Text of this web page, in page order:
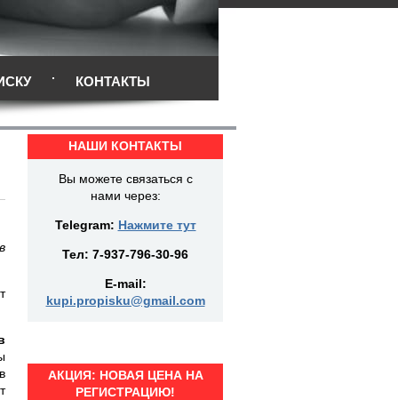
КОНТАКТЫ
НАШИ КОНТАКТЫ
Вы можете связаться с
нами через:
Telegram: Нажмите тут
Тел: 7-937-796-30-96
E-mail:
kupi.propisku@gmail.com
АКЦИЯ: НОВАЯ ЦЕНА НА
РЕГИСТРАЦИЮ!